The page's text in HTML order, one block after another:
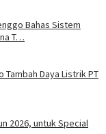
Bahas Sistem
T…
Daya Listrik PT
2026, untuk Special